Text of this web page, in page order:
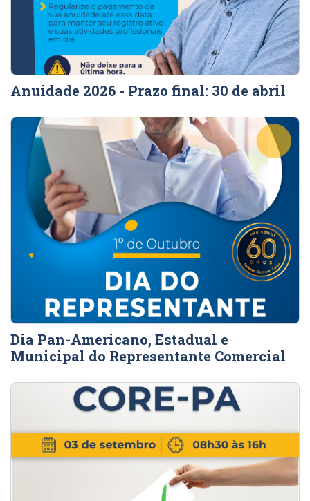
Anuidade 2026 - Prazo final: 30 de abril
Dia Pan-Americano, Estadual e
Municipal do Representante Comercial